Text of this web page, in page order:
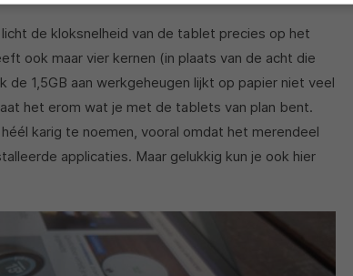
de kloksnelheid van de tablet precies op het
ook maar vier kernen (in plaats van de acht die
de 1,5GB aan werkgeheugen lijkt op papier niet veel
het erom wat je met de tablets van plan bent.
karig te noemen, vooral omdat het merendeel
applicaties. Maar gelukkig kun je ook hier